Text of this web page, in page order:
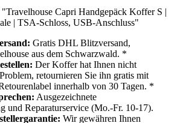
Capri Handgepäck Koffer S |
| TSA-Schloss, USB-Anschluss"
Gratis DHL Blitzversand,
aus dem Schwarzwald. *
Der Koffer hat Ihnen nicht
retournieren Sie ihn gratis mit
innerhalb von 30 Tagen. *
Ausgezeichnete
und Reparaturservice (Mo.-Fr. 10-17).
Wir gewähren Ihnen